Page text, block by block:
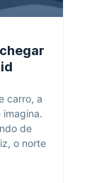
carro, a
de
o norte